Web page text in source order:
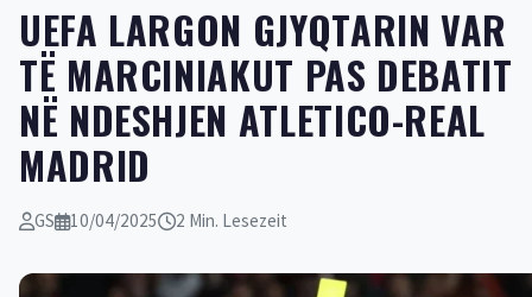
UEFA LARGON GJYQTARIN VAR
TË MARCINIAKUT PAS DEBATIT
NË NDESHJEN ATLETICO-REAL
MADRID
GS 10/04/2025 2 Min. Lesezeit